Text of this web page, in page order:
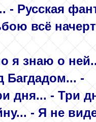
- Русская
всё
я знаю о
Багдадом... -
дня... - Три
- Я не